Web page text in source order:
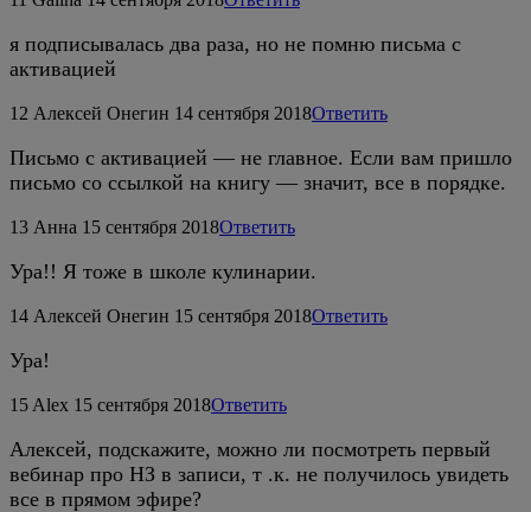
я подписывалась два раза, но не помню письма с
активацией
12 Алексей Онегин 14 сентября 2018Ответить
Письмо с активацией — не главное. Если вам пришло
письмо со ссылкой на книгу — значит, все в порядке.
13 Анна 15 сентября 2018Ответить
Ура!! Я тоже в школе кулинарии.
14 Алексей Онегин 15 сентября 2018Ответить
Ура!
15 Alex 15 сентября 2018Ответить
Алексей, подскажите, можно ли посмотреть первый
вебинар про НЗ в записи, т .к. не получилось увидеть
все в прямом эфире?